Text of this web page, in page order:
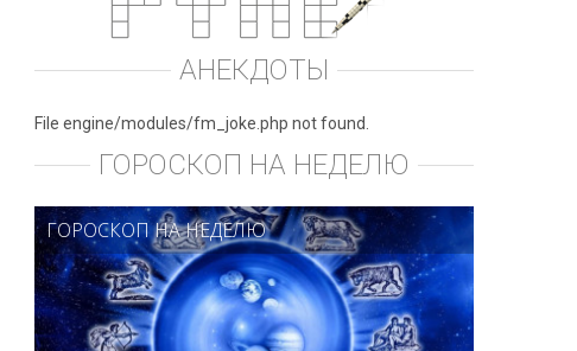
АНЕКДОТЫ
File engine/modules/fm_joke.php not found.
ГОРОСКОП НА НЕДЕЛЮ
ГОРОСКОП НА НЕДЕЛЮ